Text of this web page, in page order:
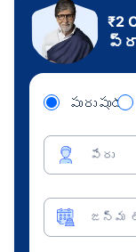
₹2
పురుషుడు
పేరు
జన్మ